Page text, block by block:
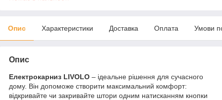
Опис Характеристики Доставка Оплата Умови
Опис
Електрокарниз LIVOLO – ідеальне рішення для сучасного
дому. Він допоможе створити максимальний комфорт:
відкривайте чи закривайте штори одним натисканням кнопки